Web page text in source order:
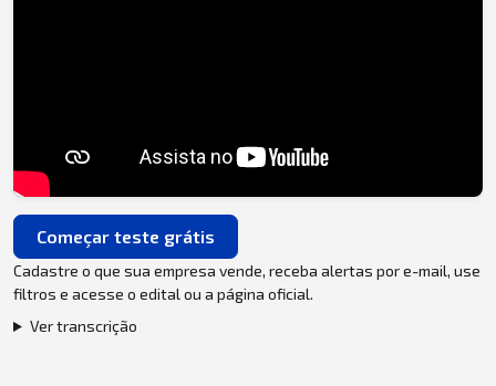
Começar teste grátis
Cadastre o que sua empresa vende, receba alertas por e-mail, use
filtros e acesse o edital ou a página oficial.
Ver transcrição